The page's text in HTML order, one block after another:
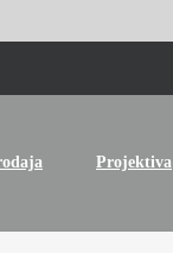
Projektiva